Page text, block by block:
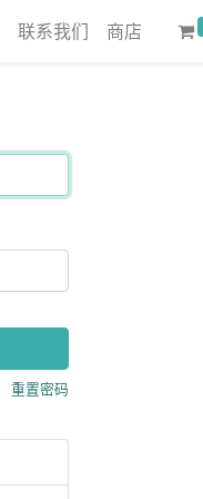
联系我们 商店
重置密码